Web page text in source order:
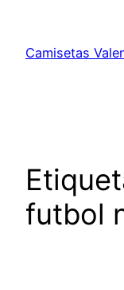
contenido
Camisetas
futbol